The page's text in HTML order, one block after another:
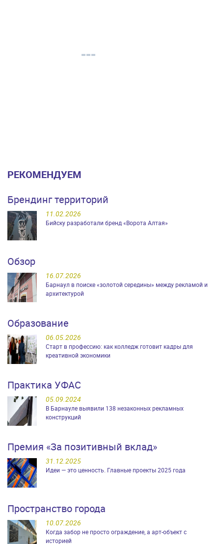
РЕКОМЕНДУЕМ
Брендинг территорий
11.02.2026
Бийску разработали бренд «Ворота Алтая»
Обзор
16.07.2026
Барнаул в поиске «золотой середины» между рекламой и
архитектурой
Образование
06.05.2026
Старт в профессию: как колледж готовит кадры для
креативной экономики
Практика УФАС
05.09.2024
В Барнауле выявили 138 незаконных рекламных
конструкций
Премия «За позитивный вклад»
31.12.2025
Идеи — это ценность. Главные проекты 2025 года
Пространство города
10.07.2026
Когда забор не просто ограждение, а арт-объект с
историей